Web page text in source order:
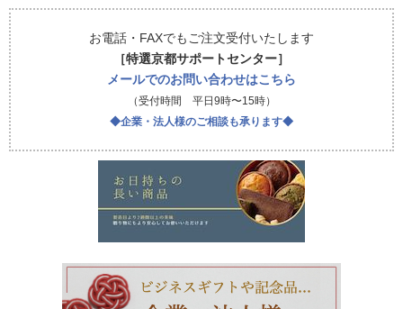
お電話・FAXでもご注文受付いたします
［特選京都サポートセンター］
メールでのお問い合わせはこちら
（受付時間 平日9時〜15時）
◆企業・法人様のご相談も承ります◆